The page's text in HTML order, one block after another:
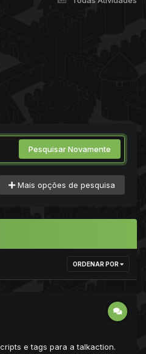
Pesquisar Novamente
Mais opções de pesquisa
ORDENAR POR
e tags para a talkaction.